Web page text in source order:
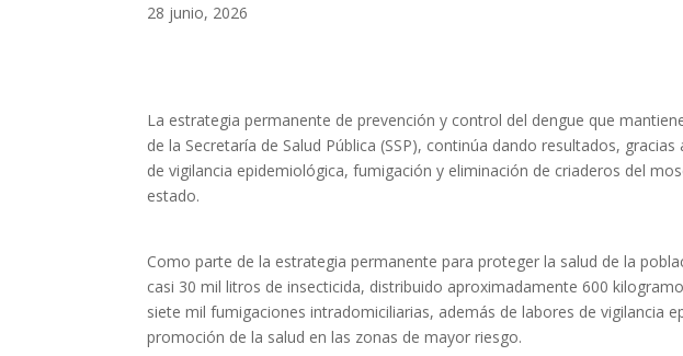
28 junio, 2026
La estrategia permanente de prevención y control del dengue que
de la Secretaría de Salud Pública (SSP), continúa dando resultados,
de vigilancia epidemiológica, fumigación y eliminación de criaderos del
estado.
Como parte de la estrategia permanente para proteger la salud de la
casi 30 mil litros de insecticida, distribuido aproximadamente 600
siete mil fumigaciones intradomiciliarias, además de labores de vigilancia
promoción de la salud en las zonas de mayor riesgo.